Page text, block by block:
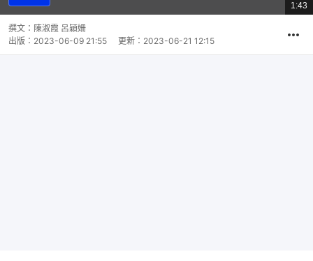
總
共
1:43
撰文： 陳淑霞 呂穎姍
出版： 2023-06-09 21:55 更新： 2023-06-21 12:15